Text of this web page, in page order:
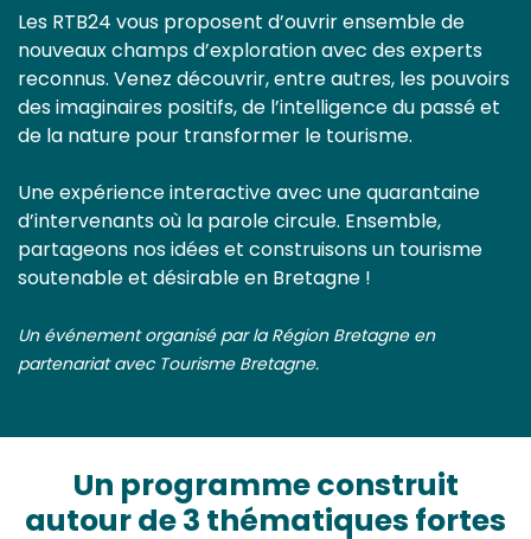
Les RTB24 vous proposent d’ouvrir ensemble de
nouveaux champs d’exploration avec des experts
reconnus. Venez découvrir, entre autres, les pouvoirs
des imaginaires positifs, de l’intelligence du passé et
de la nature pour transformer le tourisme.
Une expérience interactive avec une quarantaine
d’intervenants où la parole circule. Ensemble,
partageons nos idées et construisons un tourisme
soutenable et désirable en Bretagne !
Un événement organisé par la Région Bretagne en
partenariat avec Tourisme Bretagne.
Un programme construit
autour de 3 thématiques fortes